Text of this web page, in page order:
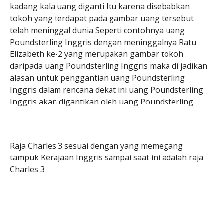
kadang kala uang diganti Itu karena disebabkan
tokoh yangterdapat pada gambar uang tersebut
telah meninggal dunia Seperti contohnya uang
Poundsterling Inggris dengan meninggalnya Ratu
Elizabeth ke-2 yang merupakan gambar tokoh
daripada uang Poundsterling Inggris maka di jadikan
alasan untuk penggantian uang Poundsterling
Inggris dalam rencana dekat ini uang Poundsterling
Inggris akan digantikan oleh uang Poundsterling
Raja Charles 3 sesuai dengan yang memegang
tampuk Kerajaan Inggris sampai saat ini adalah raja
Charles 3